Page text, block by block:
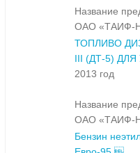
Название
ОАО «ТАИФ-
ТОПЛИВО
III (ДТ-5)
2013 год
Название
ОАО «ТАИФ-
Бензин